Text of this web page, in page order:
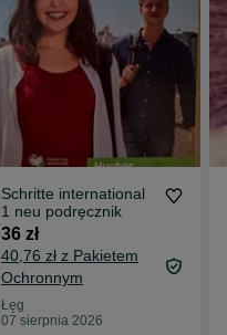
Schritte international
1 neu podręcznik
36 zł
40,76 zł z Pakietem
Ochronnym
Łęg
07 sierpnia 2026